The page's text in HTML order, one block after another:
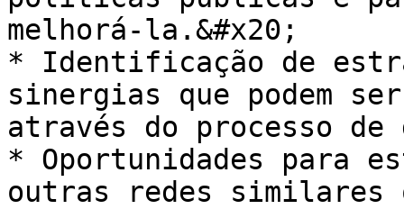
melhorá-la.&#x20;
* Identificação de
sinergias que podem
através do processo de
* Oportunidades para
outras redes similares